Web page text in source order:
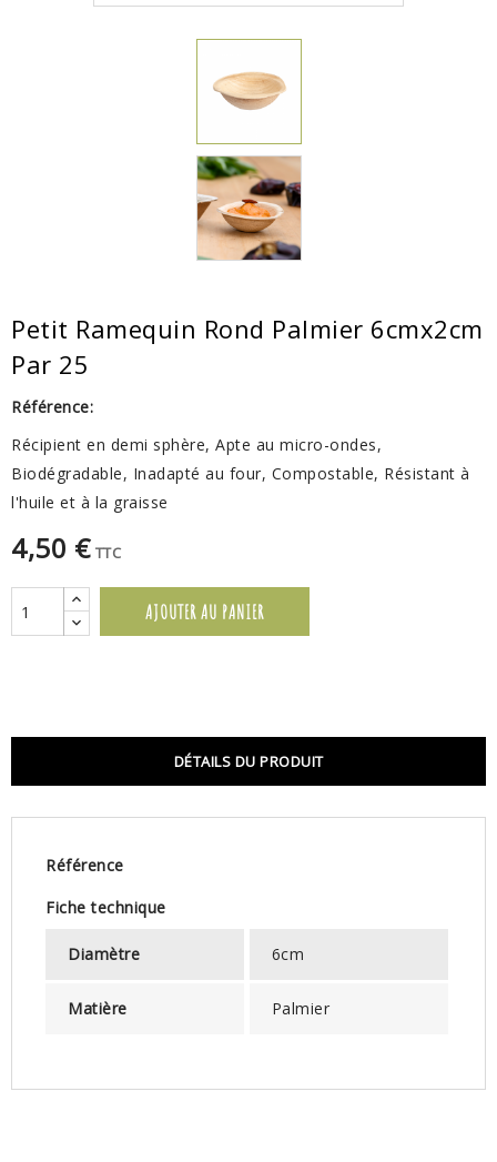
Petit Ramequin Rond Palmier 6cmx2cm
Par 25
Référence:
Récipient en demi sphère, Apte au micro-ondes,
Biodégradable, Inadapté au four, Compostable, Résistant à
l'huile et à la graisse
4,50 € TTC
AJOUTER AU PANIER
DÉTAILS DU PRODUIT
Référence
Fiche technique
Diamètre 6cm
Matière Palmier